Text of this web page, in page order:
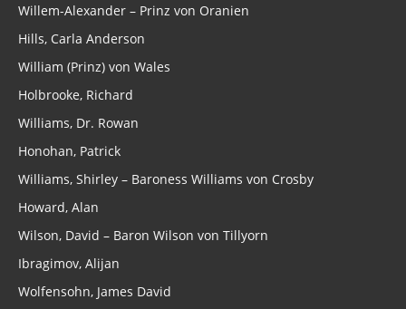
Willem-Alexander – Prinz von Oranien
Hills, Carla Anderson
William (Prinz) von Wales
Holbrooke, Richard
Williams, Dr. Rowan
Honohan, Patrick
Williams, Shirley – Baroness Williams von Crosby
Howard, Alan
Wilson, David – Baron Wilson von Tillyorn
Ibragimov, Alijan
Wolfensohn, James David